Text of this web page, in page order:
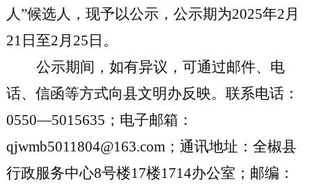
人”候选人，现予以公示，公示期为2025年2 月
21 日至2 月 25 日。
公示期间，如有异议，可通过邮件、电
话、信函等方式向县文明办反映。联系电话：
0550—5015635 ；电子邮箱：
qjwmb5011804@163.com；通讯地址： 全椒县
行政服务中心8号楼17楼1714办公室 ；邮编：